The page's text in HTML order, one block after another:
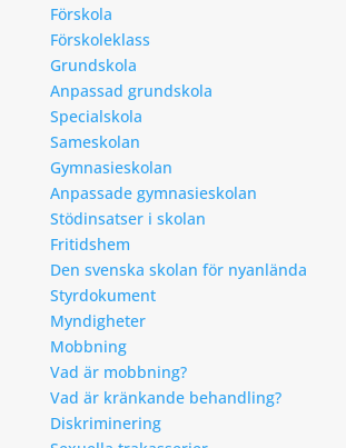
Förskola
Förskoleklass
Grundskola
Anpassad grundskola
Specialskola
Sameskolan
Gymnasieskolan
Anpassade gymnasieskolan
Stödinsatser i skolan
Fritidshem
Den svenska skolan för nyanlända
Styrdokument
Myndigheter
Mobbning
Vad är mobbning?
Vad är kränkande behandling?
Diskriminering